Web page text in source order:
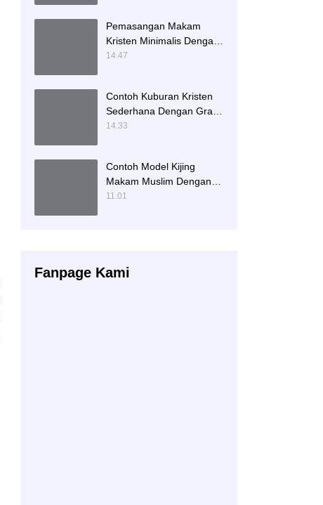
Pemasangan Makam
Kristen Minimalis Dengan
Batu Granit Hitam
14.47
Contoh Kuburan Kristen
Sederhana Dengan Granit
Hitam
14.33
Contoh Model Kijing
Makam Muslim Dengan
Nisan Patok Pipih
11.01
Fanpage Kami